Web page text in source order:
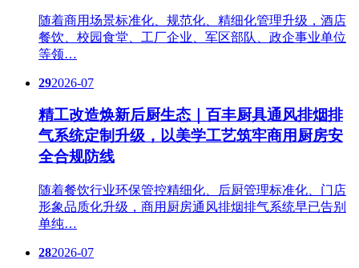
随着商用场景标准化、规范化、精细化管理升级，酒店
餐饮、校园食堂、工厂企业、军区部队、政企事业单位
等领…
292026-07
精工改造焕新后厨生态｜百丰厨具通风排烟排
气系统定制升级，以美学工艺筑牢商用厨房安
全合规防线
随着餐饮行业环保管控精细化、后厨管理标准化、门店
形象品质化升级，商用厨房通风排烟排气系统早已告别
单纯…
282026-07